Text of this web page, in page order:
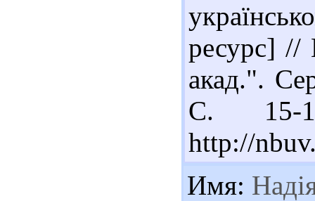
ресурс] //
акад.".
С. 15-
http://
Имя: